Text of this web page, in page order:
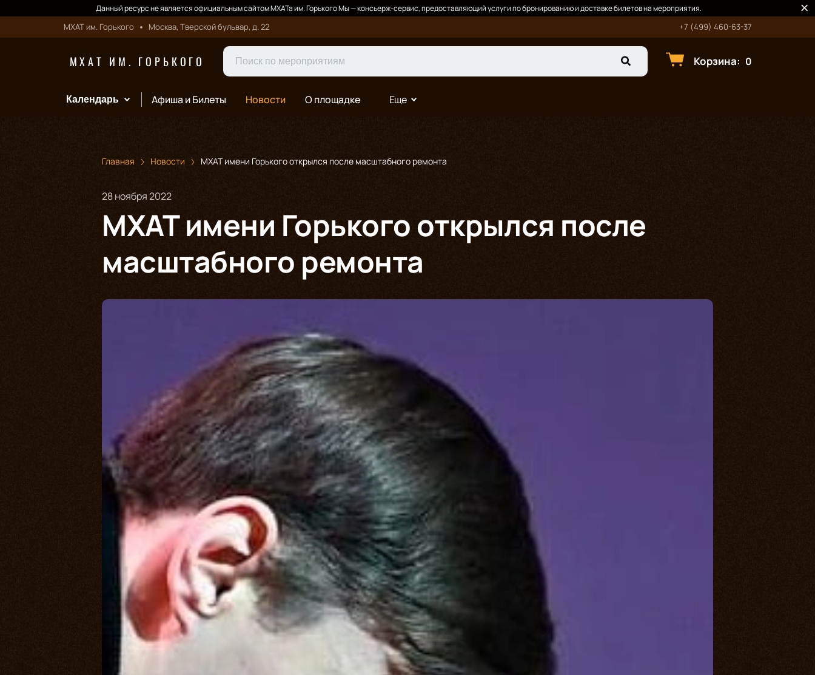
Данный ресурс не является официальным сайтом МХАТа им. Горького Мы — консьерж-сервис, предоставляющий услуги по бронированию и доставке билетов на мероприятия.
МХАТ им. Горького Москва, Тверской бульвар, д. 22 +7 (499) 460-63-37
МХАТ ИМ. ГОРЬКОГО Корзина: 0
Календарь Афиша и Билеты Новости О площадке Еще
Главная Новости МХАТ имени Горького открылся после масштабного ремонта
28 ноября 2022
МХАТ имени Горького открылся после
масштабного ремонта